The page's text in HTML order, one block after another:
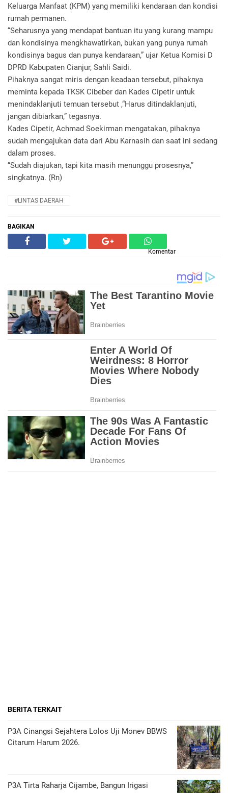
Keluarga Manfaat (KPM) yang memiliki kendaraan dan kondisi
rumah permanen.
“Seharusnya yang mendapat bantuan itu yang kurang mampu
dan kondisinya mengkhawatirkan, bukan yang punya rumah
kondisinya bagus dan punya kendaraan,” ujar Ketua Komisi D
DPRD Kabupaten Cianjur, Sahli Saidi.
Pihaknya sangat miris dengan keadaan tersebut, pihaknya
meminta kepada TKSK Cibeber dan Kades Cipetir untuk
menindaklanjuti temuan tersebut ,“Harus ditindaklanjuti,
jangan dibiarkan,” tegasnya.
Kades Cipetir, Achmad Soekirman mengatakan, pihaknya
sudah mengajukan data dari Abu Karnasih dan saat ini sedang
dalam proses.
“Sudah diajukan, tapi kita masih menunggu prosesnya,”
singkatnya. (Rn)
#LINTAS DAERAH
BAGIKAN
Komentar
BERITA TERKAIT
P3A Cinangsi Sejahtera Lolos Uji Monev BBWS
Citarum Harum 2026.
P3A Tirta Raharja Cijambe, Bangun Irigasi